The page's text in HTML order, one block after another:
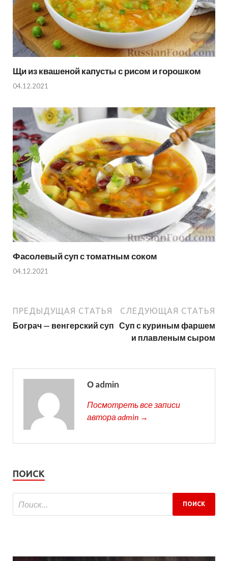
Щи из квашеной капусты с рисом и горошком
04.12.2021
Фасолевый суп с томатным соком
04.12.2021
ПРЕДЫДУЩАЯ СТАТЬЯ
Бограч — венгерский суп
СЛЕДУЮЩАЯ СТАТЬЯ
Суп с куриным фаршем
и плавленым сыром
О admin
Посмотреть все записи
автора admin →
ПОИСК